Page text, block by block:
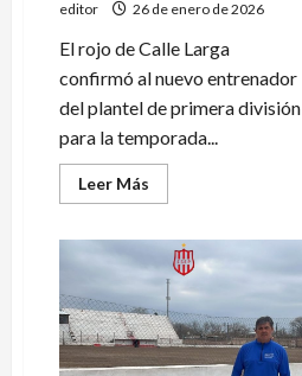
editor 26 de enero de 2026
El rojo de Calle Larga
confirmó al nuevo entrenador
del plantel de primera división
para la temporada...
Leer Más
más
Independiente
Calle
Larga
tiene
nuevo
entrenador